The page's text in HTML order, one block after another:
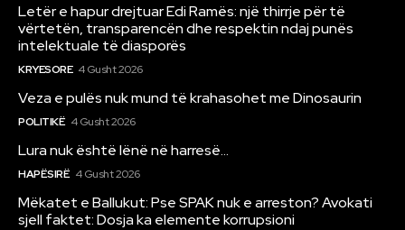
Letër e hapur drejtuar Edi Ramës: një thirrje për të
vërtetën, transparencën dhe respektin ndaj punës
intelektuale të diasporës
KRYESORE 4 Gusht 2026
Veza e pulës nuk mund të krahasohet me Dinosaurin
POLITIKË 4 Gusht 2026
Lura nuk është lënë në harresë…
HAPËSIRË 4 Gusht 2026
Mëkatet e Ballukut: Pse SPAK nuk e arreston? Avokati
sjell faktet: Dosja ka elemente korrupsioni